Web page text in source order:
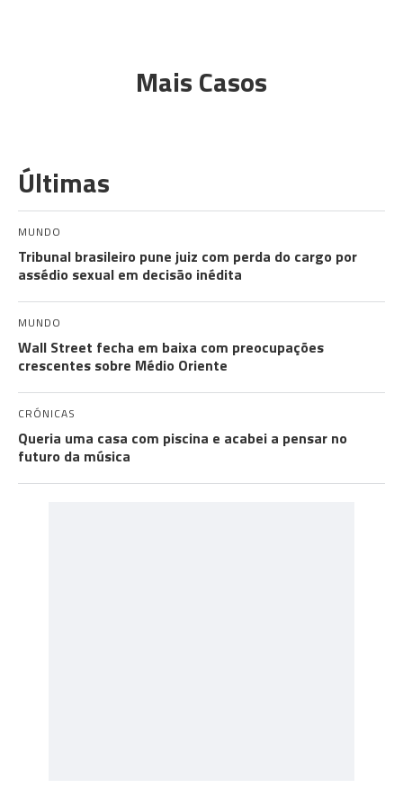
Mais Casos
Últimas
MUNDO
Tribunal brasileiro pune juiz com perda do cargo por
assédio sexual em decisão inédita
MUNDO
Wall Street fecha em baixa com preocupações
crescentes sobre Médio Oriente
CRÓNICAS
Queria uma casa com piscina e acabei a pensar no
futuro da música